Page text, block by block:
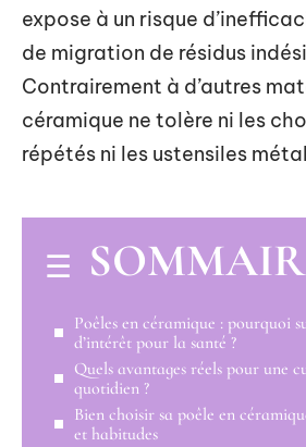
expose à un risque
de migration de résidus
Contrairement à d’autres
céramique ne tolère ni les
répétés ni les ustensiles
Poêles en céramique : pourquoi
d’intérêt pour la santé ?
Quels avantages réels pour une
quotidien ?
Bien choisir sa poêle en
et habitudes